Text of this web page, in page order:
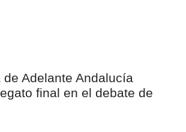
Adelante Andalucía
final en el debate de